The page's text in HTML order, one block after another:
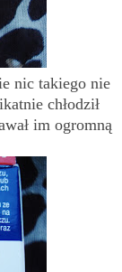
nic takiego nie
chłodził
im ogromną